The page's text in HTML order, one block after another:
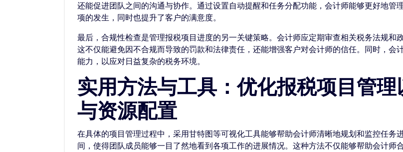
还能促进团队之间的沟通与协作。通过设置自动提醒和任务分配功能，会计师能够更好地管
项的发生，同时也提升了客户的满意度。
最后，合规性检查是管理报税项目进度的另一关键策略。会计师应定期审查相关税务法规和
这不仅能避免因不合规而导致的罚款和法律责任，还能增强客户对会计师的信任。同时，会
能力，以应对日益复杂的税务环境。
实用方法与工具：优化报税项目管
与资源配置
在具体的项目管理过程中，采用甘特图等可视化工具能够帮助会计师清晰地规划和监控任务
间，使得团队成员能够一目了然地看到各项工作的进展情况。这种方法不仅能够帮助会计师